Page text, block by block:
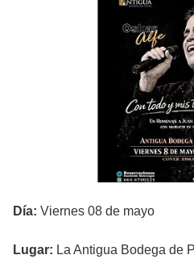
Día: Viernes 08 de mayo
Lugar: La Antigua Bodega de